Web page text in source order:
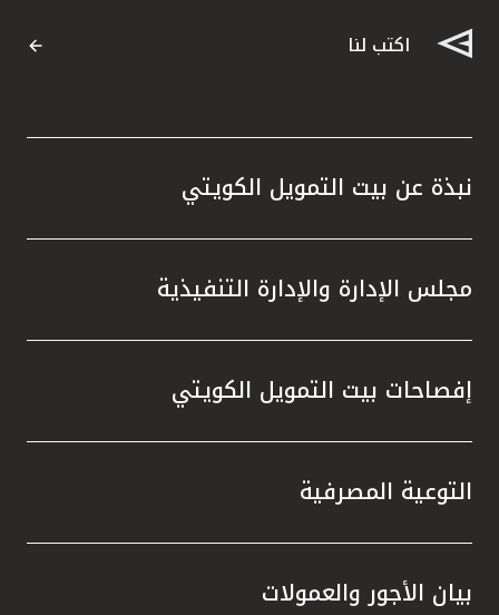
اكتب لنا
نبذة عن بيت التمويل الكويتي
مجلس الإدارة والإدارة التنفيذية
إفصاحات بيت التمويل الكويتي
التوعية المصرفية
بيان الأجور والعمولات